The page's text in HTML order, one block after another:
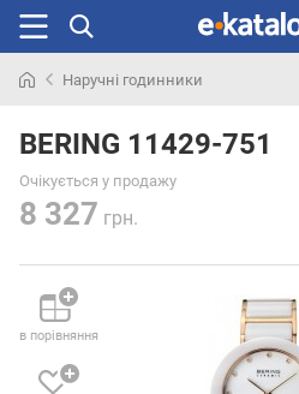
раніше
Наручні годинники
BERING 11429-751
Очікується у продажу
8 327 грн.
в порівняння